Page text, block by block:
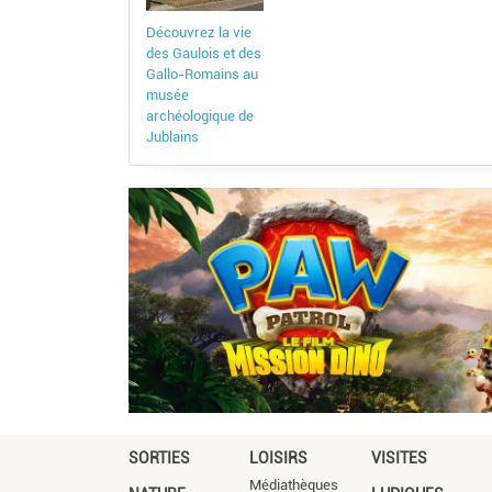
Découvrez la vie
des Gaulois et des
Gallo-Romains au
musée
archéologique de
Jublains
SORTIES LOISIRS
Médiathèques
VISITES